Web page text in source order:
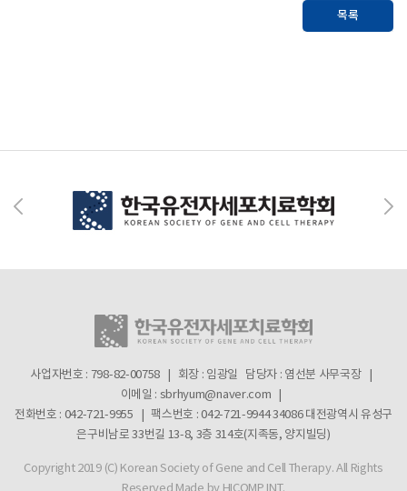
목록
사업자번호 : 798-82-00758 | 회장 : 임광일 담당자 : 염선분 사무국장 |
이메일 : sbrhyum@naver.com |
전화번호 : 042-721-9955 | 팩스번호 : 042-721-994434086 대전광역시 유성구
은구비남로 33번길 13-8, 3층 314호(지족동, 양지빌딩)
Copyright 2019 (C) Korean Society of Gene and Cell Therapy. All Rights